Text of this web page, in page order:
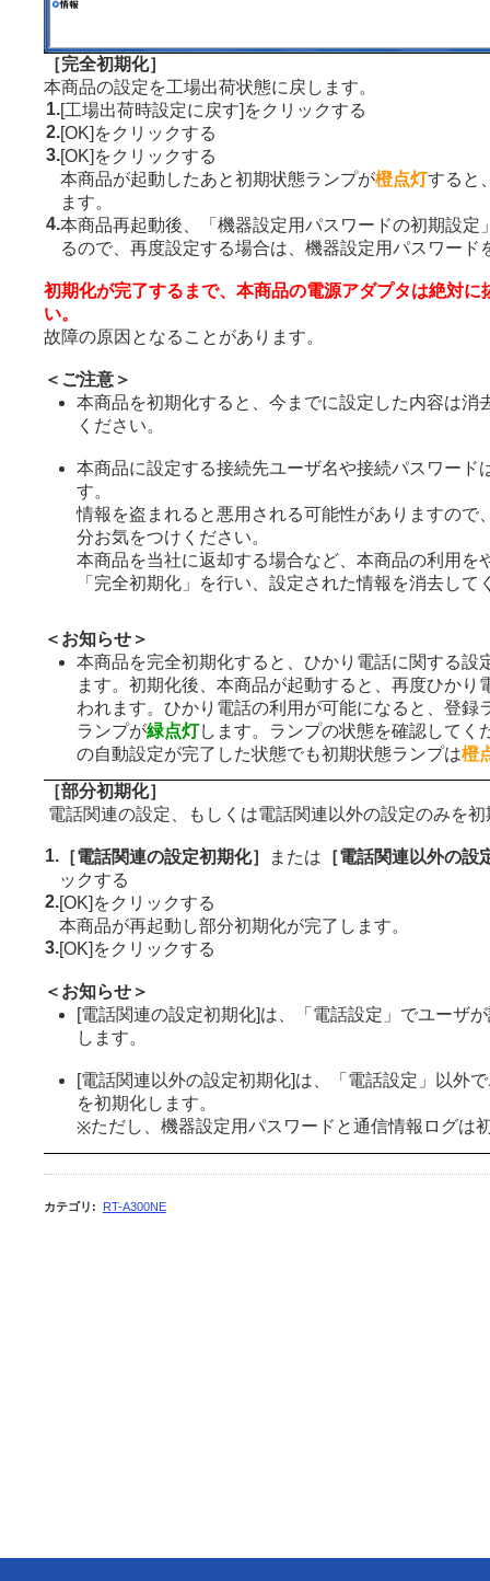
［完全初期化］
本商品の設定を工場出荷状態に戻します。
1. [工場出荷時設定に戻す]をクリックする
2. [OK]をクリックする
3. [OK]をクリックする
本商品が起動したあと初期状態ランプが橙点灯すると
ます。
4.本商品再起動後、「機器設定用パスワードの初期設定
るので、再度設定する場合は、機器設定用パスワード
初期化が完了するまで、本商品の電源アダプタは絶対に
い。
故障の原因となることがあります。
＜ご注意＞
本商品を初期化すると、今までに設定した内容は消
ください。
本商品に設定する接続先ユーザ名や接続パスワード
す。
情報を盗まれると悪用される可能性がありますので
分お気をつけください。
本商品を当社に返却する場合など、本商品の利用を
「完全初期化」を行い、設定された情報を消去して
＜お知らせ＞
本商品を完全初期化すると、ひかり電話に関する設
ます。初期化後、本商品が起動すると、再度ひかり
われます。ひかり電話の利用が可能になると、登録
ランプが緑点灯します。ランプの状態を確認してく
の自動設定が完了した状態でも初期状態ランプは橙
［部分初期化］
電話関連の設定、もしくは電話関連以外の設定のみを
1. ［電話関連の設定初期化］ または ［電話関連以外の設
ックする
2. [OK]をクリックする
本商品が再起動し部分初期化が完了します。
3. [OK]をクリックする
＜お知らせ＞
[電話関連の設定初期化]は、「電話設定」でユーザ
します。
[電話関連以外の設定初期化]は、「電話設定」以外
を初期化します。
※ただし、機器設定用パスワードと通信情報ログは
カテゴリ : RT-A300NE